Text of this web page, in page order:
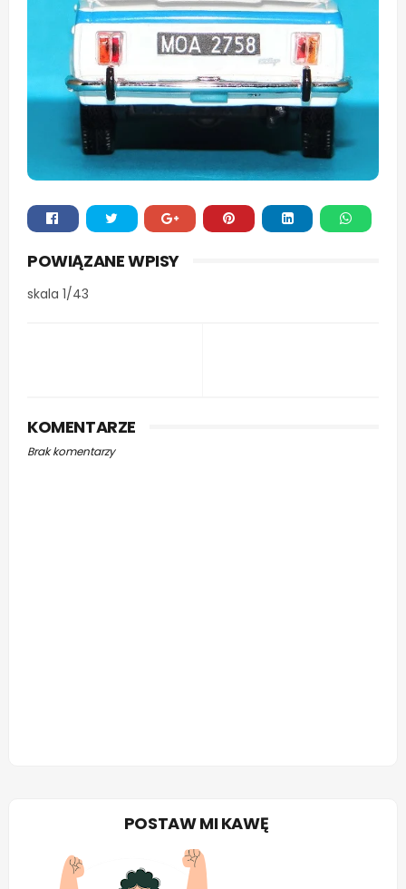
POWIĄZANE WPISY
skala 1/43
KOMENTARZE
Brak komentarzy
POSTAW MI KAWĘ